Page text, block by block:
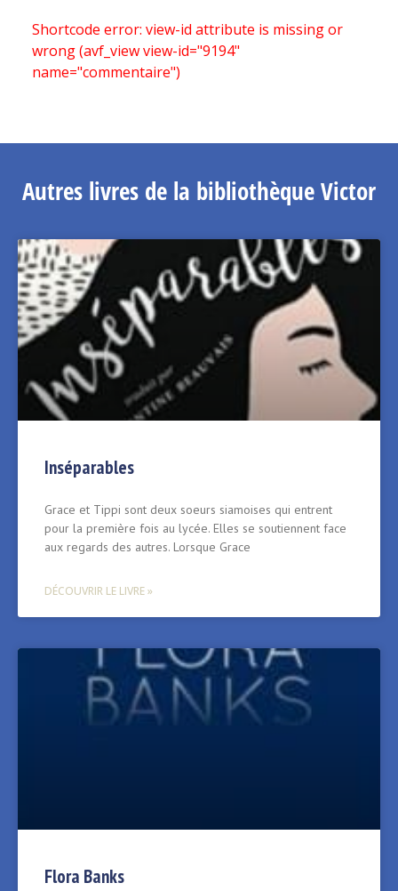
Shortcode error: view-id attribute is missing or
wrong (avf_view view-id="9194"
name="commentaire")
Autres livres de la bibliothèque Victor
Inséparables
Grace et Tippi sont deux soeurs siamoises qui entrent
pour la première fois au lycée. Elles se soutiennent face
aux regards des autres. Lorsque Grace
DÉCOUVRIR LE LIVRE »
Flora Banks